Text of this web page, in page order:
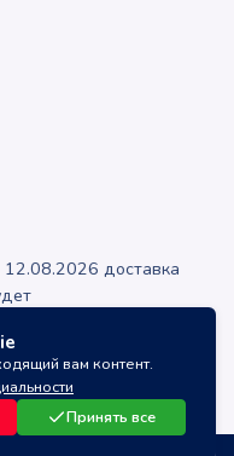
вам контент.
Принять все
доставка